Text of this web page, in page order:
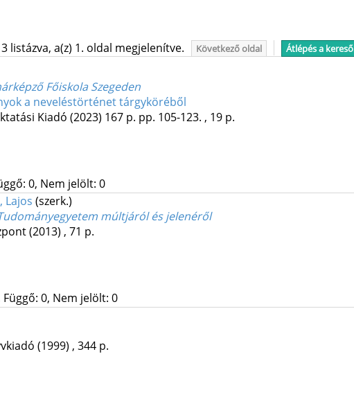
listázva, a(z) 1. oldal megjelenítve. Következő oldal Átlépés a
Főiskola Szegeden
a neveléstörténet tárgyköréből
Kiadó (2023) 167 p. pp. 105-123. , 19 p.
0, Nem jelölt: 0
Lajos (szerk.)
múltjáról és jelenéről
(2013) , 71 p.
0, Nem jelölt: 0
(1999) , 344 p.